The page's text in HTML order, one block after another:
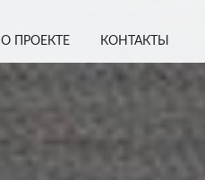
О ПРОЕКТЕ КОНТАКТЫ